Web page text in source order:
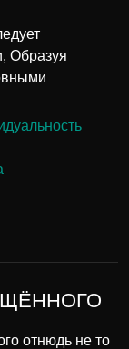
Образуя
отнюдь не то